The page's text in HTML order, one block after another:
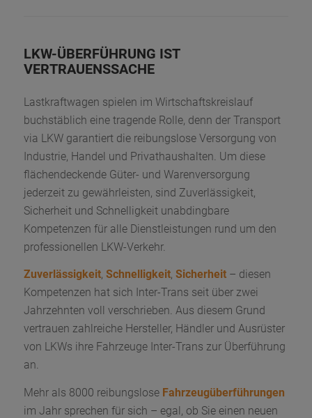
LKW-ÜBERFÜHRUNG IST
VERTRAUENSSACHE
Lastkraftwagen spielen im Wirtschaftskreislauf
buchstäblich eine tragende Rolle, denn der Transport
via LKW garantiert die reibungslose Versorgung von
Industrie, Handel und Privathaushalten. Um diese
flächendeckende Güter- und Warenversorgung
jederzeit zu gewährleisten, sind Zuverlässigkeit,
Sicherheit und Schnelligkeit unabdingbare
Kompetenzen für alle Dienstleistungen rund um den
professionellen LKW-Verkehr.
Zuverlässigkeit, Schnelligkeit, Sicherheit– diesen
Kompetenzen hat sich Inter-Trans seit über zwei
Jahrzehnten voll verschrieben. Aus diesem Grund
vertrauen zahlreiche Hersteller, Händler und Ausrüster
von LKWs ihre Fahrzeuge Inter-Trans zur Überführung
an.
Mehr als 8000 reibungslose Fahrzeugüberführungen
im Jahr sprechen für sich – egal, ob Sie einen neuen